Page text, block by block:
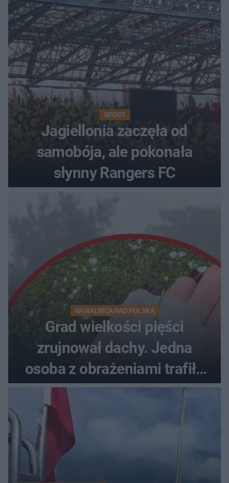
SPORT
Jagiellonia zaczęła od
samobója, ale pokonała
słynny Rangers FC
NAWAŁNICA NAD POLSKĄ
Grad wielkości pięści
zrujnował dachy. Jedna
osoba z obrażeniami trafiła
do szpitala